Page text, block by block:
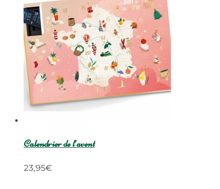
Calendrier de l’avent
23,95€